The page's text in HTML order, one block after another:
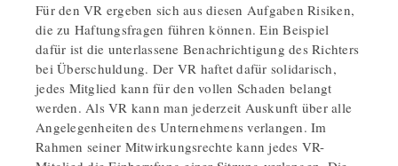
Für den VR ergeben sich aus diesen Aufgaben Risiken,
die zu Haftungsfragen führen können. Ein Beispiel
dafür ist die unterlassene Benachrichtigung des Richters
bei Überschuldung. Der VR haftet dafür solidarisch,
jedes Mitglied kann für den vollen Schaden belangt
werden. Als VR kann man jederzeit Auskunft über alle
Angelegenheiten des Unternehmens verlangen. Im
Rahmen seiner Mitwirkungsrechte kann jedes VR-